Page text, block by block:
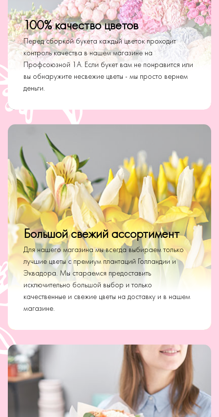
100% качество цветов
Перед сборкой букета каждый цветок проходит
контроль качества в нашем магазине на
Профсоюзной 1А. Если букет вам не понравится или
вы обнаружите несвежие цветы - мы просто вернем
деньги.
Большой свежий ассортимент
Для нашего магазина мы всегда выбираем только
лучшие цветы с премиум плантаций Голландии и
Эквадора. Мы стараемся предоставить
исключительно большой выбор и только
качественные и свежие цветы на доставку и в нашем
магазине.